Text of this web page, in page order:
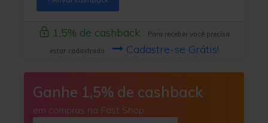
1,5% de cashback
Para receber você precisa
estar cadastrado
Cadastre-se Grátis!
Ganhe 1,5% de cashback
em compras na Fast Shop